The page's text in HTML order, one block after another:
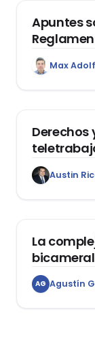
Apuntes
1400,
Garantía
Max
Derechos
La
bicameral
AG Agustín